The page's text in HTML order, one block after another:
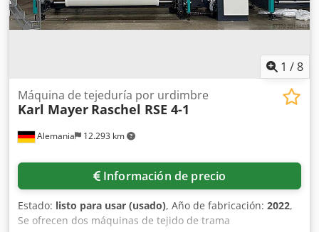
1 /8
Alemania 12.293 km
Máquina de tejeduría por urdimbre
Karl Mayer Raschel RSE 4-1
Información de precio
Estado: listo para usar (usado), Año de fabricación: 2022,
Se ofrecen dos máquinas de tejido de trama